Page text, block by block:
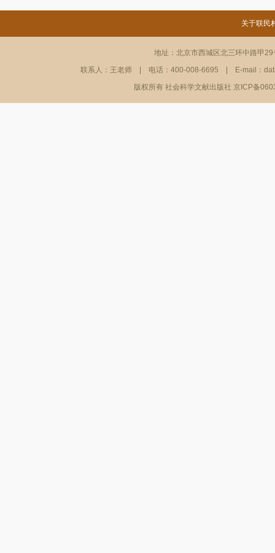
关于联民
地址：北京市西城区北三环中路甲
联系人：王老师
电话：400-008-6695
E-mail：
版权所有 社会科学文献出版社 京ICP备